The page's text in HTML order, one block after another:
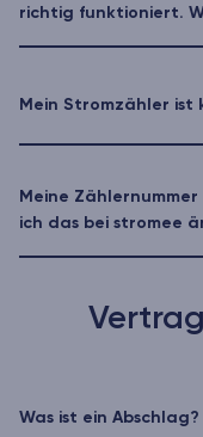
richtig funktioniert.
Mein Stromzähler ist
Meine
ich das bei stromee
Was ist ein Abschlag?